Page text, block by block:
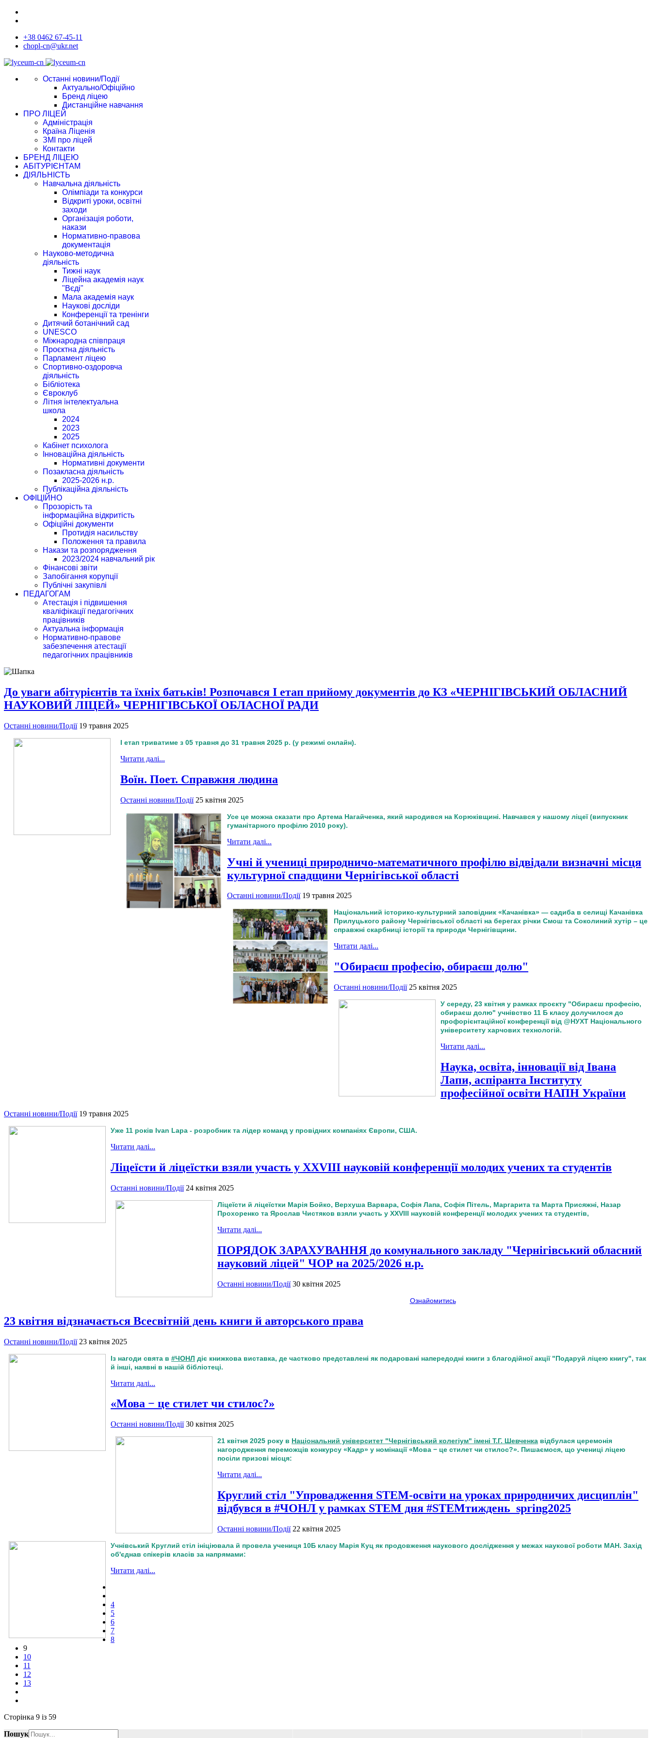
+38 0462 67-45-11
chopl-cn@ukr.net
Останні новини/Події
Актуально/Офіційно
Бренд ліцею
Дистанційне навчання
ПРО ЛІЦЕЙ
Адміністрація
Країна Ліценія
ЗМІ про ліцей
Контакти
БРЕНД ЛІЦЕЮ
АБІТУРІЄНТАМ
ДІЯЛЬНІСТЬ
Навчальна діяльність
Олімпіади та конкурси
Відкриті уроки, освітні
заходи
Організація роботи,
накази
Нормативно-правова
документація
Науково-методична
діяльність
Тижні наук
Ліцейна академія наук
"Вєді"
Мала академія наук
Наукові досліди
Конференції та тренінги
Дитячий ботанічний сад
UNESCO
Міжнародна співпраця
Проєктна діяльність
Парламент ліцею
Спортивно-оздоровча
діяльність
Бібліотека
Євроклуб
Літня інтелектуальна
школа
2024
2023
2025
Кабінет психолога
Інноваційна діяльність
Нормативні документи
Позакласна діяльність
2025-2026 н.р.
Публікаційна діяльність
ОФІЦІЙНО
Прозорість та
інформаційна відкритість
Офіційні документи
Протидія насильству
Положення та правила
Накази та розпорядження
2023/2024 навчальний рік
Фінансові звіти
Запобігання корупції
Публічні закупівлі
ПЕДАГОГАМ
Атестація і підвишення
кваліфікації педагогічних
працівників
Актуальна інформація
Нормативно-правове
забезпечення атестації
педагогічних працівників
До уваги абітурієнтів та їхніх батьків! Розпочався І етап прийому документів до КЗ «ЧЕРНІГІВСЬКИЙ ОБЛАСНИЙ
НАУКОВИЙ ЛІЦЕЙ» ЧЕРНІГІВСЬКОЇ ОБЛАСНОЇ РАДИ
Останні новини/Події 19 травня 2025
І етап триватиме з 05 травня до 31 травня 2025 р. (у режимі онлайн).
Читати далі...
Воїн. Поет. Справжня людина
Останні новини/Події 25 квітня 2025
Усе це можна сказати про Артема Нагайченка, який народився на Корюківщині. Навчався у нашому ліцеї (випускник
гуманітарного профілю 2010 року).
Читати далі...
Учні й учениці природничо-математичного профілю відвідали визначні місця
культурної спадщини Чернігівської області
Останні новини/Події 19 травня 2025
Націона‌льний істо‌рико-культу‌рний запові‌дник «Качані‌вка» — садиба в селищі Качанівка
Прилуцького району Чернігівської області на берегах річки Смош та Соколиний хутір – це
справжні скарбниці історії та природи Чернігівщини.
Читати далі...
"Обираєш професію, обираєш долю"
Останні новини/Події 25 квітня 2025
У середу, 23 квітня у рамках проєкту "Обираєш професію,
обираєш долю" учнівство 11 Б класу долучилося до
профорієнтаційної конференції від @НУХТ Національного
університету харчових технологій.
Читати далі...
Наука, освіта, інновації від Івана
Лапи, аспіранта Інституту
професійної освіти НАПН України
Останні новини/Події 19 травня 2025
Уже 11 років Ivan Lapa - розробник та лідер команд у провідних компаніях Європи, США.
Читати далі...
Ліцеїсти й ліцеїстки взяли участь у ХХVІІІ науковій конференції молодих учених та студентів
Останні новини/Події 24 квітня 2025
Ліцеїсти й ліцеїстки Марія Бойко, Верхуша Варвара, Софія Лапа, Софія Пітель, Маргарита та Марта Присяжні, Назар
Прохоренко та Ярослав Чистяков взяли участь у ХХVІІІ науковій конференції молодих учених та студентів,
Читати далі...
ПОРЯДОК ЗАРАХУВАННЯ до комунального закладу "Чернігівський обласний
науковий ліцей" ЧОР на 2025/2026 н.р.
Останні новини/Події 30 квітня 2025
Ознайомитись
23 квітня відзначається Всесвітній день книги й авторського права
Останні новини/Події 23 квітня 2025
Із нагоди свята в #ЧОНЛ діє книжкова виставка, де частково представлені як подаровані напередодні книги з благодійної акції "Подаруй ліцею книгу", так
й інші, наявні в нашій бібліотеці.
Читати далі...
«Мова − це стилет чи стилос?»
Останні новини/Події 30 квітня 2025
21 квітня 2025 року в Національний університет "Чернігівський колегіум" імені Т.Г. Шевченка відбулася церемонія
нагородження переможців конкурсу «Кадр» у номінації «Мова − це стилет чи стилос?». Пишаємося, що учениці ліцею
посіли призові місця:
Читати далі...
Круглий стіл "Упровадження STEM-освіти на уроках природничих дисциплін"
відбувся в #ЧОНЛ у рамках STEM дня #STEMтиждень_spring2025
Останні новини/Події 22 квітня 2025
Учнівський Круглий стіл ініціювала й провела учениця 10Б класу Марія Куц як продовження наукового дослідження у межах наукової роботи МАН. Захід
об'єднав спікерів класів за напрямами:
Читати далі...
4
5
6
7
8
9
10
11
12
13
Сторінка 9 із 59
Пошук